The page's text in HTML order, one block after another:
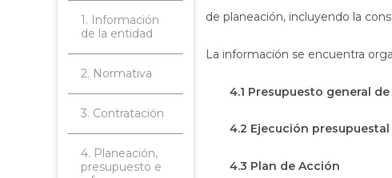
1. Información
de la entidad
2. Normativa
3. Contratación
4. Planeación,
presupuesto e
de planeación, incluyendo la
La información se encuentra
4.1 Presupuesto general
4.2 Ejecución presupuestal
4.3 Plan de Acción